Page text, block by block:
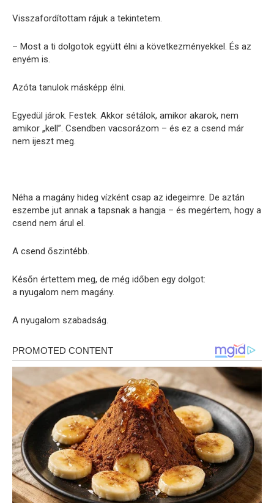
Visszafordítottam rájuk a tekintetem.
– Most a ti dolgotok együtt élni a következményekkel. És az
enyém is.
Azóta tanulok másképp élni.
Egyedül járok. Festek. Akkor sétálok, amikor akarok, nem
amikor „kell”. Csendben vacsorázom – és ez a csend már
nem ijeszt meg.
Néha a magány hideg vízként csap az idegeimre. De aztán
eszembe jut annak a tapsnak a hangja – és megértem, hogy a
csend nem árul el.
A csend őszintébb.
Későn értettem meg, de még időben egy dolgot:
a nyugalom nem magány.
A nyugalom szabadság.